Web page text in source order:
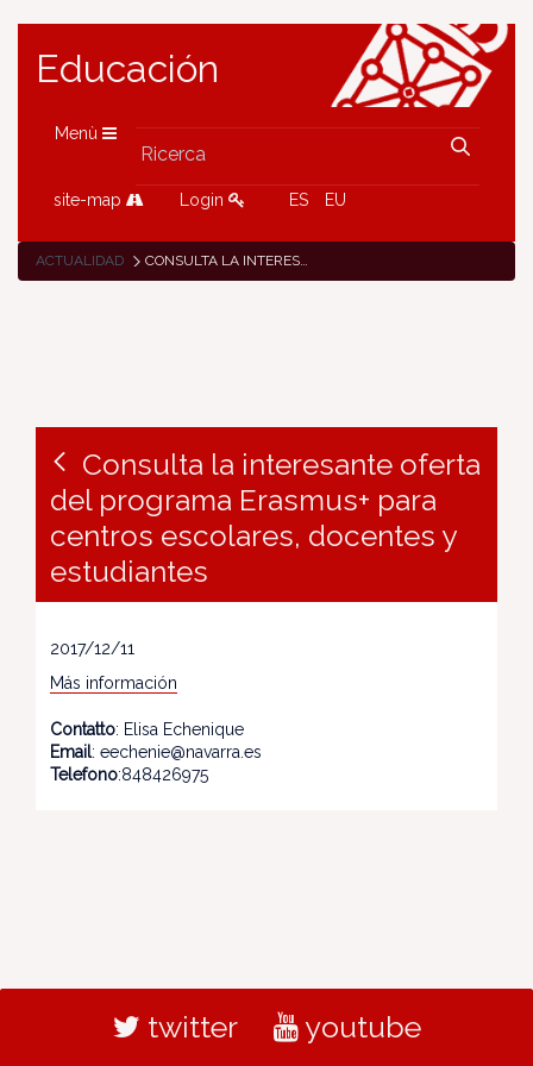
Educación
Menù
site-map Login ES EU
ACTUALIDAD CONSULTA LA INTERESANTE OFERTA DEL PROGRAMA ERASMUS+ PARA CENTROS ESCOLARES, DOCENTES Y ESTUDIANTES
Consulta la interesante oferta
del programa Erasmus+ para
centros escolares, docentes y
estudiantes
2017/12/11
Más información
Contatto: Elisa Echenique
Email: eechenie@navarra.es
Telefono:848426975
twitter youtube